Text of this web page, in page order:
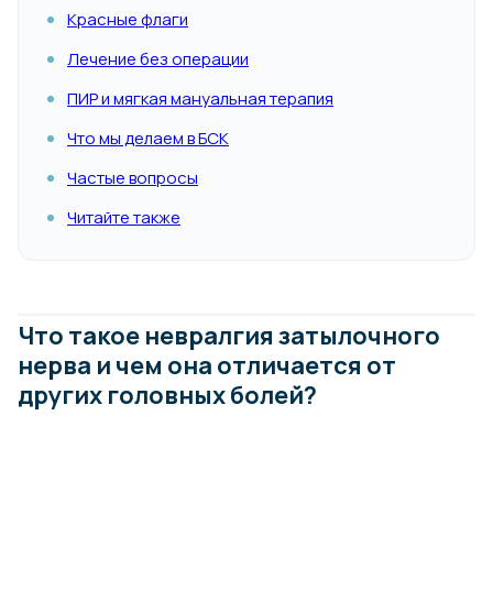
Красные флаги
Лечение без операции
ПИР и мягкая мануальная терапия
Что мы делаем в БСК
Частые вопросы
Читайте также
Что такое невралгия затылочного
нерва и чем она отличается от
других головных болей?